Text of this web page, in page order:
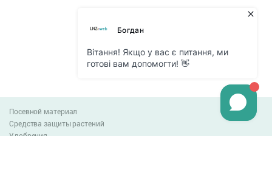
Посевной материал
Средства защиты растений
Удобрения